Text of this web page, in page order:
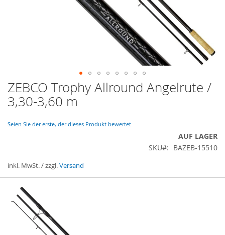
Zum
Anfang
der
springen
ZEBCO Trophy Allround Angelrute /
3,30-3,60 m
Seien Sie der erste, der dieses Produkt bewertet
AUF LAGER
SKU
BAZEB-15510
inkl. MwSt. / zzgl.Versand
Produkte
Artikel